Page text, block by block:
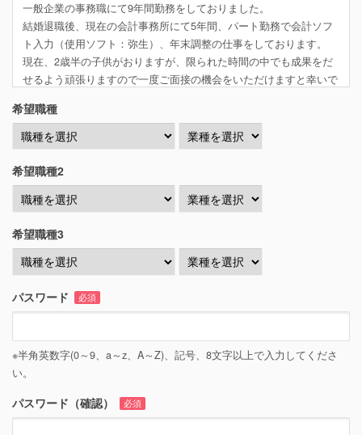
一般企業の事務職にて9年間勤務をしておりました。
結婚退職後、現在の会計事務所にて5年間、パート勤務で会計ソフ
ト入力（使用ソフト：弥生）、年末調整の仕事をしております。
現在、2歳半の子供がおりますが、限られた時間の中でも成果をだ
せるよう頑張りますので一度ご面接の機会をいただけますと幸いで
取得資格：簿記3級
経理職記入例
毎月の伝票処理、年間の予算編成や決算書、財務諸表の作成補助、
給与計算業務を経験しております。
また、通常業務だけでは無く、経理・事務作業の効率化や業務改善
にも積極的に取り組んで参りました。
もっと経験と知識を積みたいと思い、転職活動をしています。
学生記入例
先日簿記3級を取得したのをきっかけに、会計業界に興味が湧き、
もしインターンや学生向けのアルバイトなどあればぜひやってみた
いと思い、応募しました。
希望職種
希望職種2
希望職種3
パスワード 必須
※半角英数字(0～9、a～z、A～Z)、記号、8文字以上で入力してくださ
い。
パスワード（確認） 必須